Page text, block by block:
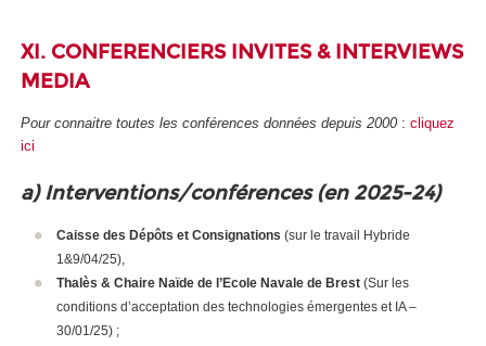
XI. CONFERENCIERS INVITES & INTERVIEWS
MEDIA
Pour connaitre toutes les conférences données depuis 2000 : cliquez
ici
a) Interventions/conférences (en 2025-24)
Caisse des Dépôts et Consignations (sur le travail Hybride
1&9/04/25),
Thalès & Chaire Naïde de l’Ecole Navale de Brest(Sur les
conditions d’acceptation des technologies émergentes et IA –
30/01/25) ;